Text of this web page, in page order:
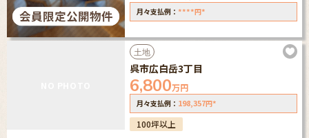
月々支払例： ****円*
土地
呉市広白岳3丁目
6,800万円
月々支払例： 198,357円*
100坪以上